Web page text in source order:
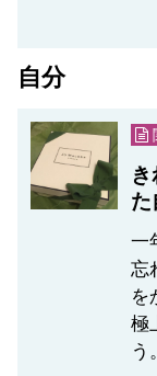
自分
た
一
忘
を
極
う。